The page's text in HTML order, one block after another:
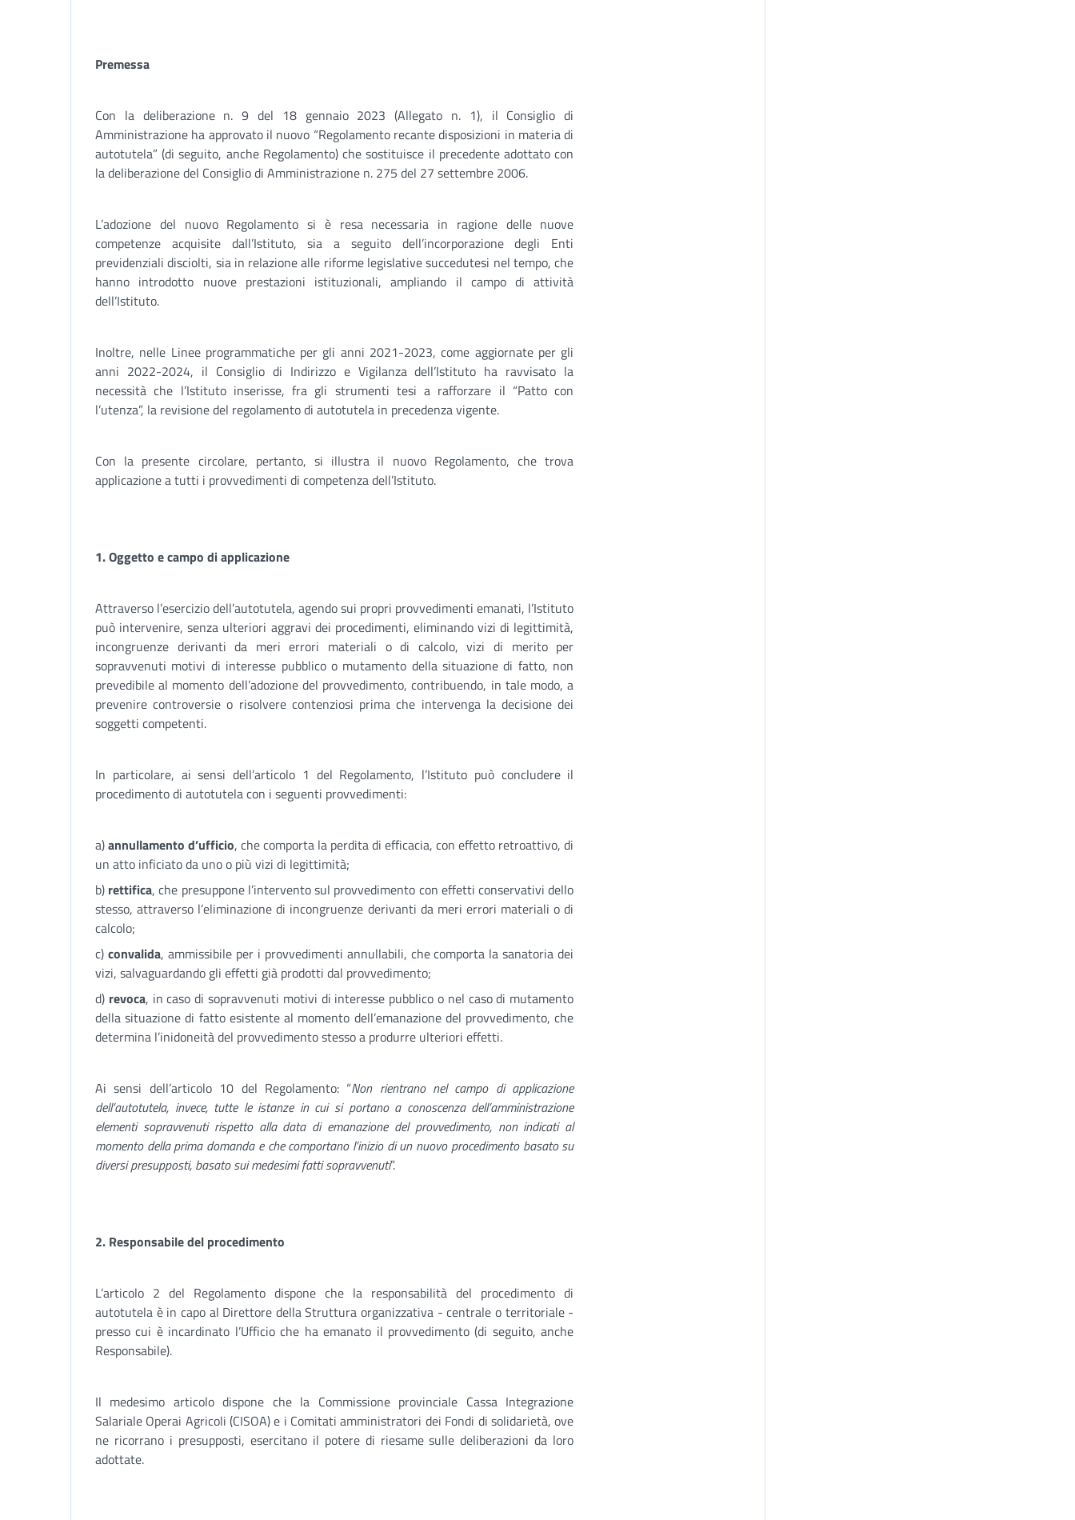
Premessa
Con la deliberazione n. 9 del 18 gennaio 2023 (Allegato n. 1), il Consiglio di
Amministrazione ha approvato il nuovo “Regolamento recante disposizioni in materia di
autotutela” (di seguito, anche Regolamento) che sostituisce il precedente adottato con
la deliberazione del Consiglio di Amministrazione n. 275 del 27 settembre 2006.
L’adozione del nuovo Regolamento si è resa necessaria in ragione delle nuove
competenze acquisite dall’Istituto, sia a seguito dell’incorporazione degli Enti
previdenziali disciolti, sia in relazione alle riforme legislative succedutesi nel tempo, che
hanno introdotto nuove prestazioni istituzionali, ampliando il campo di attività
dell’Istituto.
Inoltre, nelle Linee programmatiche per gli anni 2021-2023, come aggiornate per gli
anni 2022-2024, il Consiglio di Indirizzo e Vigilanza dell’Istituto ha ravvisato la
necessità che l’Istituto inserisse, fra gli strumenti tesi a rafforzare il “Patto con
l’utenza”, la revisione del regolamento di autotutela in precedenza vigente.
Con la presente circolare, pertanto, si illustra il nuovo Regolamento, che trova
applicazione a tutti i provvedimenti di competenza dell’Istituto.
1.Oggetto e campo di applicazione
Attraverso l’esercizio dell’autotutela, agendo sui propri provvedimenti emanati, l’Istituto
può intervenire, senza ulteriori aggravi dei procedimenti, eliminando vizi di legittimità,
incongruenze derivanti da meri errori materiali o di calcolo, vizi di merito per
sopravvenuti motivi di interesse pubblico o mutamento della situazione di fatto, non
prevedibile al momento dell’adozione del provvedimento, contribuendo, in tale modo, a
prevenire controversie o risolvere contenziosi prima che intervenga la decisione dei
soggetti competenti.
In particolare, ai sensi dell’articolo 1 del Regolamento, l’Istituto può concludere il
procedimento di autotutela con i seguenti provvedimenti:
a)annullamento d’ufficio, che comporta la perdita di efficacia, con effetto retroattivo, di
un atto inficiato da uno o più vizi di legittimità;
b) rettifica, che presuppone l’intervento sul provvedimento con effetti conservativi dello
stesso, attraverso l’eliminazione di incongruenze derivanti da meri errori materiali o di
calcolo;
c) convalida, ammissibile per i provvedimenti annullabili, che comporta la sanatoria dei
vizi, salvaguardando gli effetti già prodotti dal provvedimento;
d) revoca, in caso di sopravvenuti motivi di interesse pubblico o nel caso di mutamento
della situazione di fatto esistente al momento dell’emanazione del provvedimento, che
determina l’inidoneità del provvedimento stesso a produrre ulteriori effetti.
Ai sensi dell’articolo 10 del Regolamento: “Non rientrano nel campo di applicazione
dell’autotutela, invece, tutte le istanze in cui si portano a conoscenza dell’amministrazione
elementi sopravvenuti rispetto alla data di emanazione del provvedimento, non indicati al
momento della prima domanda e che comportano l’inizio di un nuovo procedimento basato su
diversi presupposti, basato sui medesimi fatti sopravvenuti”.
2. Responsabile del procedimento
L’articolo 2 del Regolamento dispone che la responsabilità del procedimento di
autotutela è in capo al Direttore della Struttura organizzativa - centrale o territoriale -
presso cui è incardinato l’Ufficio che ha emanato il provvedimento (di seguito, anche
Responsabile).
Il medesimo articolo dispone che la Commissione provinciale Cassa Integrazione
Salariale Operai Agricoli (CISOA) e i Comitati amministratori dei Fondi di solidarietà, ove
ne ricorrano i presupposti, esercitano il potere di riesame sulle deliberazioni da loro
adottate.